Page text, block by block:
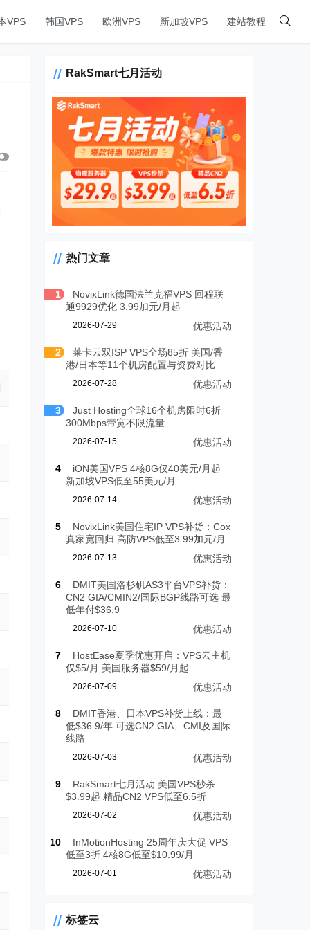
VPS 韩国VPS 欧洲VPS 新加坡VPS 建站教程
RakSmart七月活动
热门文章
1
NovixLink德国法兰克福VPS 回程联
通9929优化 3.99加元/月起
2026-07-29 优惠活动
2
莱卡云双ISP VPS全场85折 美国/香
港/日本等11个机房配置与资费对比
2026-07-28 优惠活动
3
Just Hosting全球16个机房限时6折
300Mbps带宽不限流量
2026-07-15 优惠活动
4
iON美国VPS 4核8G仅40美元/月起
新加坡VPS低至55美元/月
2026-07-14 优惠活动
5
NovixLink美国住宅IP VPS补货：Cox
真家宽回归 高防VPS低至3.99加元/月
2026-07-13 优惠活动
6
DMIT美国洛杉矶AS3平台VPS补货：
CN2 GIA/CMIN2/国际BGP线路可选 最
低年付$36.9
2026-07-10 优惠活动
7
HostEase夏季优惠开启：VPS云主机
仅$5/月 美国服务器$59/月起
2026-07-09 优惠活动
8
DMIT香港、日本VPS补货上线：最
低$36.9/年 可选CN2 GIA、CMI及国际
线路
2026-07-03 优惠活动
9
RakSmart七月活动 美国VPS秒杀
$3.99起 精品CN2 VPS低至6.5折
2026-07-02 优惠活动
10
InMotionHosting 25周年庆大促 VPS
低至3折 4核8G低至$10.99/月
2026-07-01 优惠活动
标签云